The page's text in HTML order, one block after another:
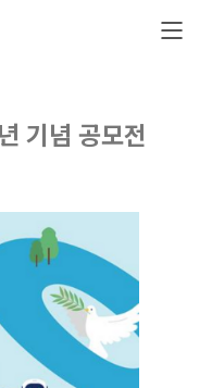
기념 공모전